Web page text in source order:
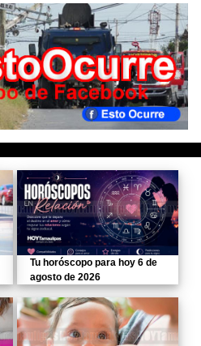
Tu horóscopo para hoy 6 de
agosto de 2026